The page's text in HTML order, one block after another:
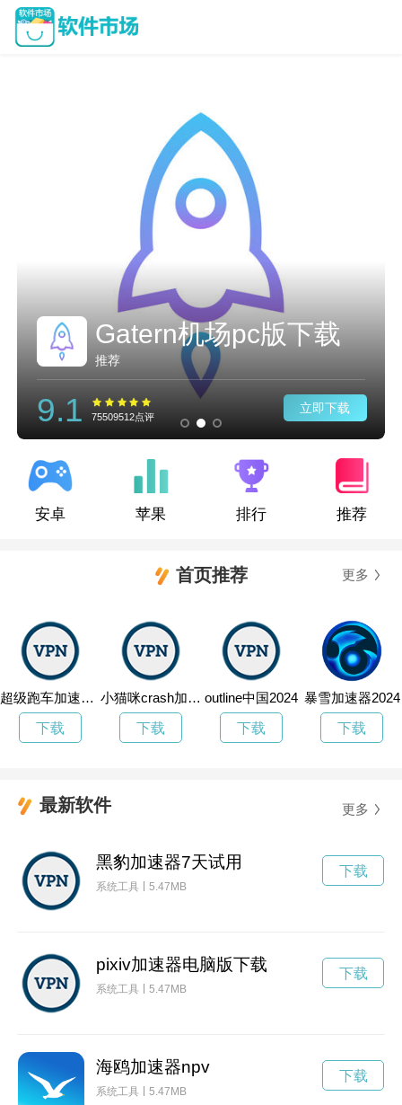
Gatern机场pc版下载
推荐
9.1 75509512点评
立即下载
安卓 苹果 排行 推荐
首页推荐 更多
超级跑车加速器7天试用
下载
小猫咪crash加速器官网
下载
outline中国2024
下载
暴雪加速器2024
下载
最新软件 更多
黑豹加速器7天试用
系统工具 5.47MB
下载
pixiv加速器电脑版下载
系统工具 5.47MB
下载
海鸥加速器npv
系统工具 5.47MB
下载